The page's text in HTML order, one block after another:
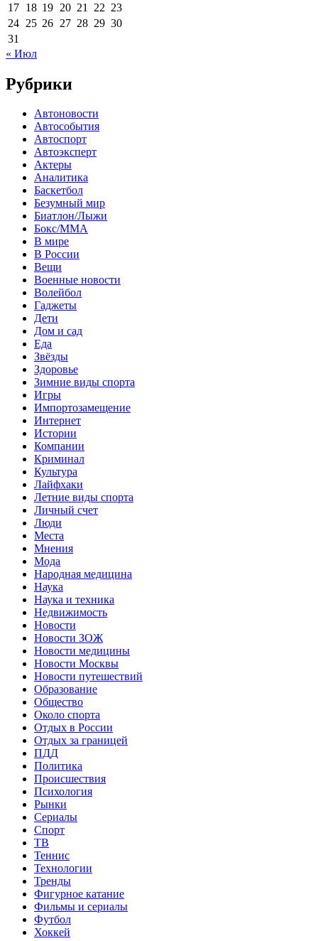
17 18 19 20 21 22 23
24 25 26 27 28 29 30
31
« Июл
Рубрики
Автоновости
Автособытия
Автоспорт
Автоэксперт
Актеры
Аналитика
Баскетбол
Безумный мир
Биатлон/Лыжи
Бокс/MMA
В мире
В России
Вещи
Военные новости
Волейбол
Гаджеты
Дети
Дом и сад
Еда
Звёзды
Здоровье
Зимние виды спорта
Игры
Импортозамещение
Интернет
Истории
Компании
Криминал
Культура
Лайфхаки
Летние виды спорта
Личный счет
Люди
Места
Мнения
Мода
Народная медицина
Наука
Наука и техника
Недвижимость
Новости
Новости ЗОЖ
Новости медицины
Новости Москвы
Новости путешествий
Образование
Общество
Около спорта
Отдых в России
Отдых за границей
ПДД
Политика
Происшествия
Психология
Рынки
Сериалы
Спорт
ТВ
Теннис
Технологии
Тренды
Фигурное катание
Фильмы и сериалы
Футбол
Хоккей